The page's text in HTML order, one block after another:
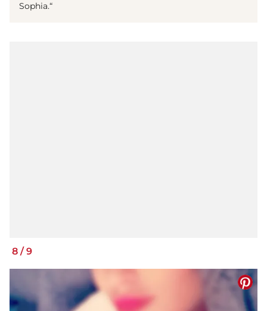
Sophia.“
8 / 9